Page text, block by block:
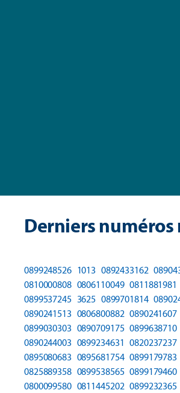
Derniers numéros
0899248526 1013 0892433162
0810000808 0806110049 0811881981
0899537245 3625 0899701814
0890241513 0806800882 0890241607
0899030303 0890709175 0899638710
0890244003 0899234631 0820237237
0895080683 0895681754 0899179783
0825889358 0899538565 0899179460
0800099580 0811445202 0899232365